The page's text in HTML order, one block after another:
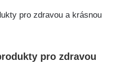
pro zdravou